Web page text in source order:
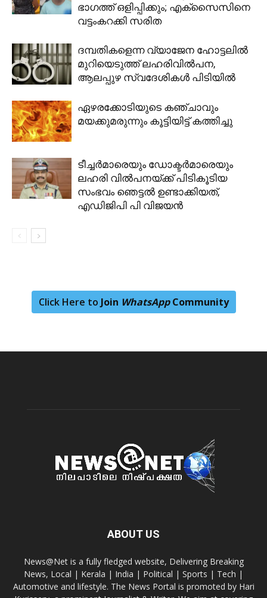
ഭാഗത്ത് ഒളിപ്പിക്കും; എക്‌സൈസിനെ
വട്ടംകറക്കി സരിത
ദമ്പതികളെന്ന വ്യാജേന ഹോട്ടലില്‍
മുറിയെടുത്ത് ലഹരിവില്‍പന,
ആലപ്പുഴ സ്വദേശികള്‍ പിടിയില്‍
ഏഴരക്കോടിയുടെ കഞ്ചാവും
മയക്കുമരുന്നും കൂട്ടിയിട്ട് കത്തിച്ചു
ടീച്ചർമാരെയും ഡോക്ടർമാരെയും
ലഹരി വില്‍പനയ്ക്ക് പിടികൂടിയ
സംഭവം ഞെട്ടൽ ഉണ്ടാക്കിയത്,
എഡിജിപി പി വിജയൻ
Click Here to Join WhatsAppCommunity
ABOUT US
News@Net is a fully fledged website, Delivering Breaking
News, Local | Kerala | India | Political | Sports | Tech |
Automotive and lifestyle. The News Portal is promoted by Hari